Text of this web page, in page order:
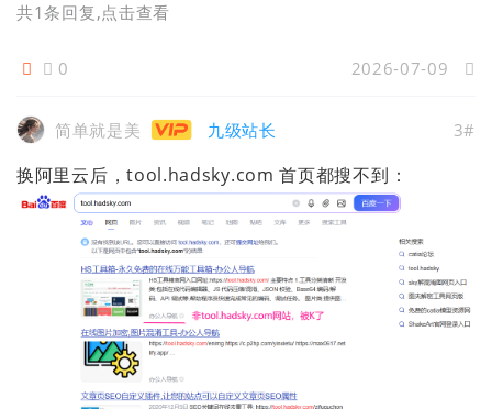
共1条回复 ,点击查看
0 2026-07-09
简单就是美 九级站长 3#
换阿里云后，tool.hadsky.com 首页都搜不到：